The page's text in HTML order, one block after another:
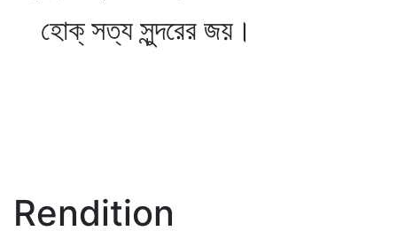
হোক্‌ সত্য সুন্দরের জয়।
Rendition